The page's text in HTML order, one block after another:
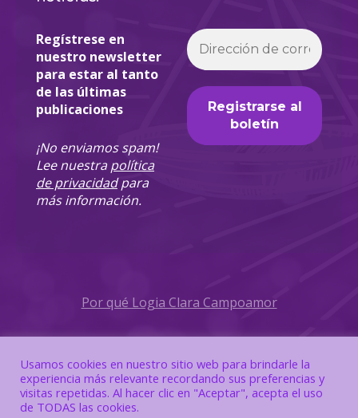
Regístrese en
nuestro newsletter
para estar al tanto
de las últimas
publicaciones
¡No enviamos spam!
Lee nuestrapolítica
de privacidadpara
más información.
Por qué Logia Clara Campoamor
Política de Privacidad
Política de Cookies
Usamos cookies en nuestro sitio web para brindarle la
experiencia más relevante recordando sus preferencias y
visitas repetidas. Al hacer clic en "Aceptar", acepta el uso
de TODAS las cookies.